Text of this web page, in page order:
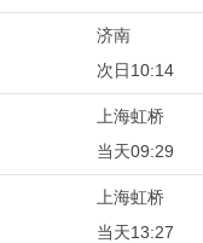
济南
次日10:14
上海虹桥
当天09:29
上海虹桥
当天13:27